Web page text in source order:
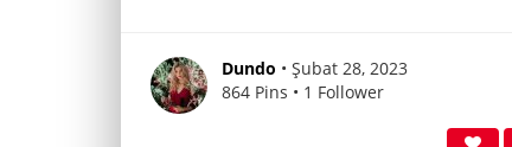
Dundo • Şubat 28, 2023
864 Pins • 1 Follower